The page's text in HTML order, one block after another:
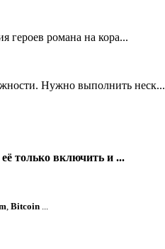
героев романа на кора...
Нужно выполнить неск...
только включить и ...
, Bitcoin ...